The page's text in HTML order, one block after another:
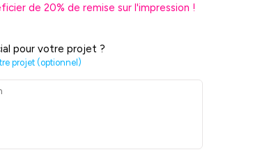
de 20% de remise sur l'impression !
pour votre projet ?
projet (optionnel)